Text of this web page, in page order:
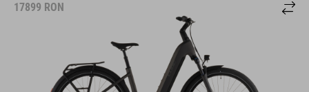
17899 RON